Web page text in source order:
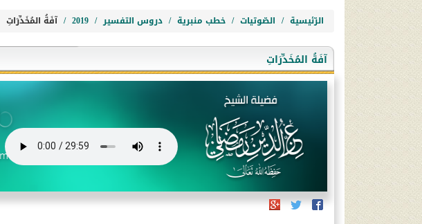
الرّئيسية الصّوتيات خطب منبرية دروس التفسير 2019 آفَةُ المُخَدِّرَاتِ
آفَةُ المُخَدِّرَاتِ